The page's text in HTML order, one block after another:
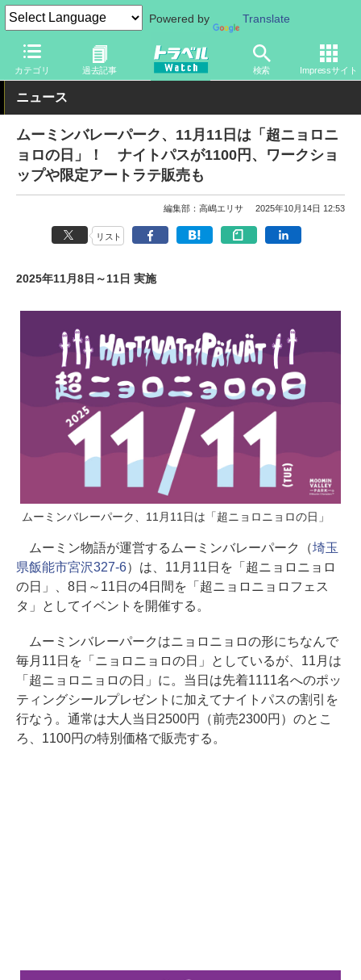
Powered by Translate
カテゴリ 過去記事 検索 Impressサイト
トラベル Watch 旅の情報 観光地 テーマパーク
ニュース
ムーミンバレーパーク、11月11日は「超ニョロニ
ョロの日」！ ナイトパスが1100円、ワークショ
ップや限定アートラテ販売も
編集部：高嶋エリサ 2025年10月14日 12:53
リスト
2025年11月8日～11日 実施
ムーミンバレーパーク、11月11日は「超ニョロニョロの日」
ムーミン物語が運営するムーミンバレーパーク（埼玉
県飯能市宮沢327-6）は、11月11日を「超ニョロニョロ
の日」、8日～11日の4日間を「超ニョロニョロフェス
タ」としてイベントを開催する。
ムーミンバレーパークはニョロニョロの形にちなんで
毎月11日を「ニョロニョロの日」としているが、11月は
「超ニョロニョロの日」に。当日は先着1111名へのポッ
ティングシールプレゼントに加えてナイトパスの割引を
行なう。通常は大人当日2500円（前売2300円）のとこ
ろ、1100円の特別価格で販売する。